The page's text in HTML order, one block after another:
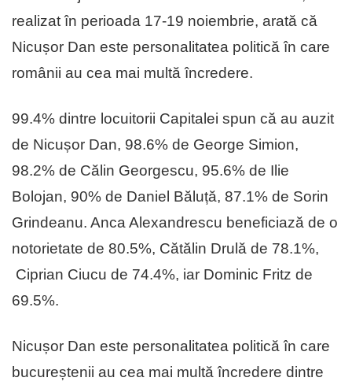
realizat în perioada 17-19 noiembrie, arată că
Nicușor Dan este personalitatea politică în care
românii au cea mai multă încredere.
99.4% dintre locuitorii Capitalei spun că au auzit
de Nicușor Dan, 98.6% de George Simion,
98.2% de Călin Georgescu, 95.6% de Ilie
Bolojan, 90% de Daniel Băluță, 87.1% de Sorin
Grindeanu. Anca Alexandrescu beneficiază de o
notorietate de 80.5%, Cătălin Drulă de 78.1%,
Ciprian Ciucu de 74.4%, iar Dominic Fritz de
69.5%.
Nicușor Dan este personalitatea politică în care
bucureștenii au cea mai multă încredere dintre